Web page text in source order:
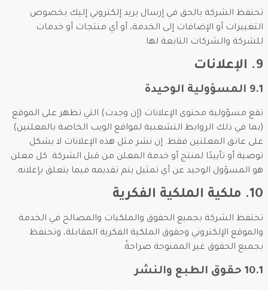
تحتفظ الشركة بالحق في إرسال بريد إلكتروني إليك بخصوص
التغييرات أو الإضافات إلى الخدمة، أو أي منتجات أو خدمات
للشركة والشركات التابعة لها.
9. الإعلانات
9.1 المسؤولية الوحيدة
تقع مسؤولية محتوى الإعلانات (إن وجدت) التي تظهر على الموقع
(بما في ذلك الروابط التشعبية لمواقع الويب الخاصة بالمعلنين)
على عاتق المعلنين فقط. إن نشر مثل هذه الإعلانات لا يشكل
توصية أو تأييدًا لمنتج أو خدمة المعلن من قبل الشركة. كل معلن
هو المسؤول الوحيد عن أي تمثيل يتم تقديمه فيما يتعلق بإعلانه.
10. ملكية الملكية الفكرية
تحتفظ الشركة بجميع الحقوق والملكيات والمصالح في الخدمة
والموقع الإلكتروني وحقوق الملكية الفكرية المقابلة، وتحتفظ
بجميع الحقوق غير الممنوحة صراحةً.
10.1 حقوق الطبع والنشر